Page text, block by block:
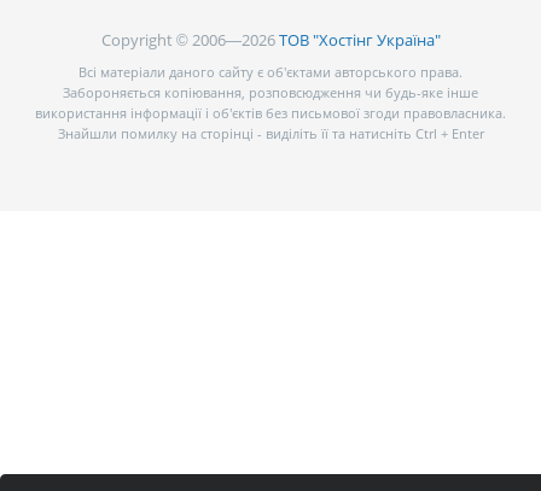
Copyright © 2006—2026ТОВ "Хостінг Україна"
Всі матеріали даного сайту є об’єктами авторського права.
Забороняється копіювання, розповсюдження чи будь-яке інше
використання інформації і об’єктів без письмової згоди правовласника.
Знайшли помилку на сторінці - виділіть її та натисніть Ctrl + Enter